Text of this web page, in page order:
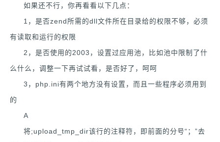
如果还不行，你再看看以下几点：
1，是否zend所需的dll文件所在目录给的权限不够，必须
有读取和运行的权限
2，是否使用的2003，设置过应用池，比如池中限制了什
么什么，调整一下再试试看，是否好了，呵呵
3，php.ini有两个地方没有设置，而且一些程序必须用到
的
A
将;upload_tmp_dir该行的注释符，即前面的分号“；”去